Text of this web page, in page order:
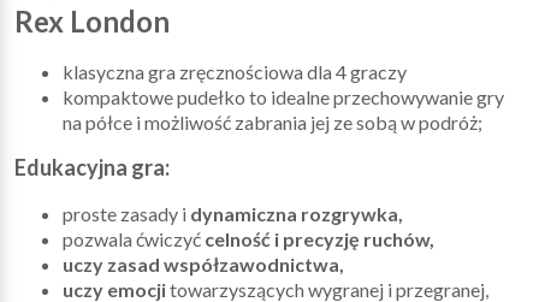
Rex London
klasyczna gra zręcznościowa dla 4 graczy
kompaktowe pudełko to idealne przechowywanie gry
na półce i możliwość zabrania jej ze sobą w podróż;
Edukacyjna gra:
proste zasady i dynamiczna rozgrywka,
pozwala ćwiczyć celność i precyzję ruchów,
uczy zasad współzawodnictwa,
uczy emocjitowarzyszących wygranej i przegranej,